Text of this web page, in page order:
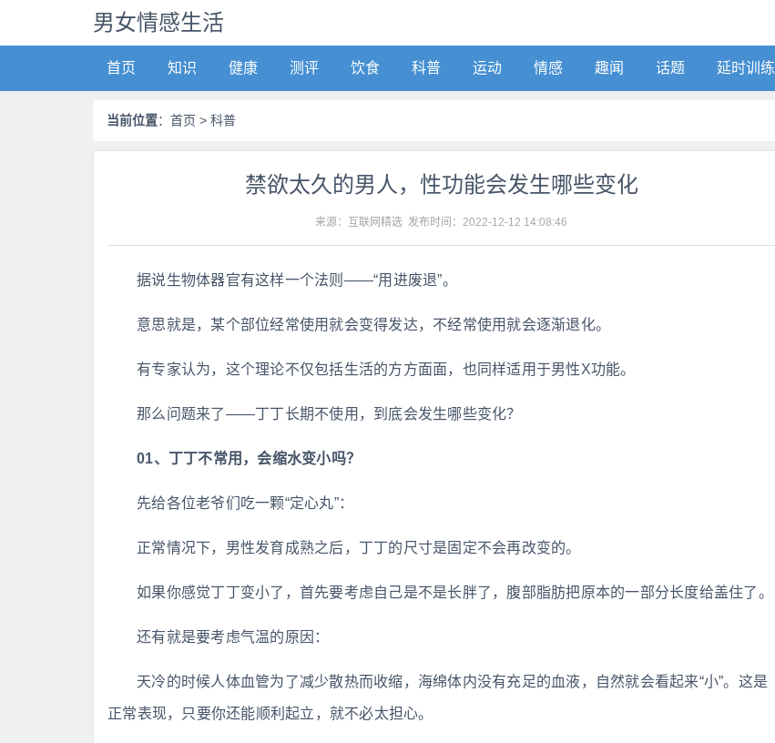
男女情感生活
首页 知识 健康 测评 饮食 科普 运动 情感 趣闻 话题 延时训练
当前位置： 首页 > 科普
禁欲太久的男人，性功能会发生哪些变化
来源：互联网精选 发布时间： 2022-12-12 14:08:46
据说生物体器官有这样一个法则——“用进废退”。
意思就是，某个部位经常使用就会变得发达，不经常使用就会逐渐退化。
有专家认为，这个理论不仅包括生活的方方面面，也同样适用于男性X功能。
那么问题来了——丁丁长期不使用，到底会发生哪些变化？
01、丁丁不常用，会缩水变小吗？
先给各位老爷们吃一颗“定心丸”：
正常情况下，男性发育成熟之后，丁丁的尺寸是固定不会再改变的。
如果你感觉丁丁变小了，首先要考虑自己是不是长胖了，腹部脂肪把原本的一部分长度给盖住了。
还有就是要考虑气温的原因：
天冷的时候人体血管为了减少散热而收缩，海绵体内没有充足的血液，自然就会看起来“小”。这是
正常表现，只要你还能顺利起立，就不必太担心。